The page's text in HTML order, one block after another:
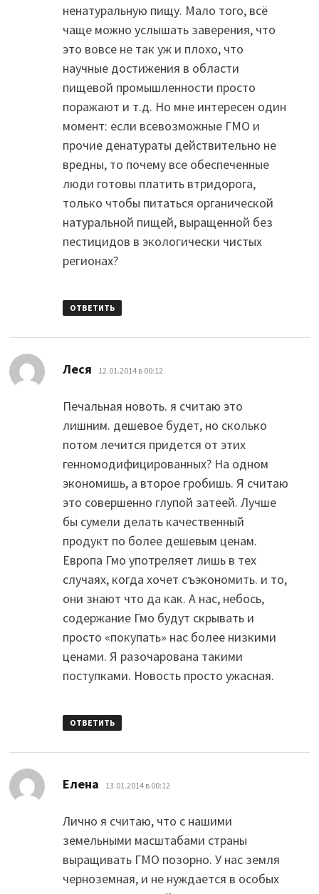
ненатуральную пищу. Мало того, всё
чаще можно услышать заверения, что
это вовсе не так уж и плохо, что
научные достижения в области
пищевой промышленности просто
поражают и т.д. Но мне интересен один
момент: если всевозможные ГМО и
прочие денатураты действительно не
вредны, то почему все обеспеченные
люди готовы платить втридорога,
только чтобы питаться органической
натуральной пищей, выращенной без
пестицидов в экологически чистых
регионах?
ОТВЕТИТЬ
Леся 12.01.2014 в 00:12
Печальная новоть. я считаю это
лишним. дешевое будет, но сколько
потом лечится придется от этих
генномодифицированных? На одном
экономишь, а второе гробишь. Я считаю
это совершенно глупой затеей. Лучше
бы сумели делать качественный
продукт по более дешевым ценам.
Европа Гмо употреляет лишь в тех
случаях, когда хочет съэкономить. и то,
они знают что да как. А нас, небось,
содержание Гмо будут скрывать и
просто «покупать» нас более низкими
ценами. Я разочарована такими
поступками. Новость просто ужасная.
ОТВЕТИТЬ
Елена 13.01.2014 в 00:12
Лично я считаю, что с нашими
земельными масштабами страны
выращивать ГМО позорно. У нас земля
черноземная, и не нуждается в особых